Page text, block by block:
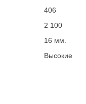
406
2 100
16 мм.
Высокие